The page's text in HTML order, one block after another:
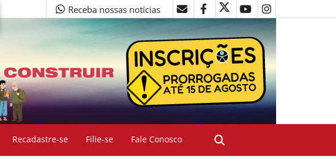
Receba nossas notícias
Recadastre-se Filie-se Fale Conosco